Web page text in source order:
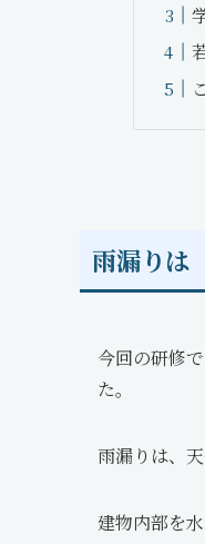
雨漏りは
今回の研修
た。
雨漏りは、
建物内部を